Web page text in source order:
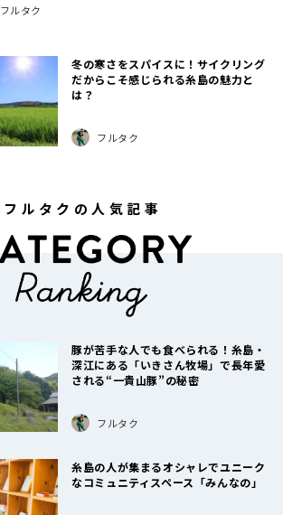
フルタク
冬の寒さをスパイスに！サイクリング
だからこそ感じられる糸島の魅力と
は？
フルタク
フルタクの人気記事
豚が苦手な人でも食べられる！糸島・
深江にある「いきさん牧場」で長年愛
される“一貴山豚”の秘密
フルタク
糸島の人が集まるオシャレでユニーク
なコミュニティスペース「みんなの」